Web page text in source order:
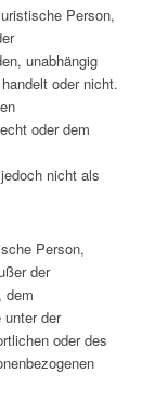
Person,
unabhängig
oder nicht.
oder dem
nicht als
Person,
der
dem
der
oder des